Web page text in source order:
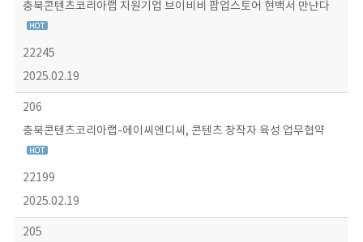
충북콘텐츠코리아랩 지원기업 브이비비 팝업스토어 현백서 만난다
22245
2025.02.19
206
충북콘텐츠코리아랩-에이씨엔디씨, 콘텐츠 창작자 육성 업무협약
22199
2025.02.19
205